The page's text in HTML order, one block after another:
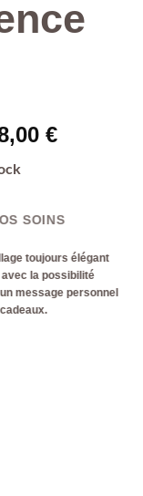
€
SOINS
toujours élégant
la possibilité
message personnel